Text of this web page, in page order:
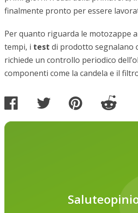
finalmente pronto per essere
Per quanto riguarda le motozappe
tempi, i test di prodotto segnalano
richiede un controllo periodico
componenti come la candela e il